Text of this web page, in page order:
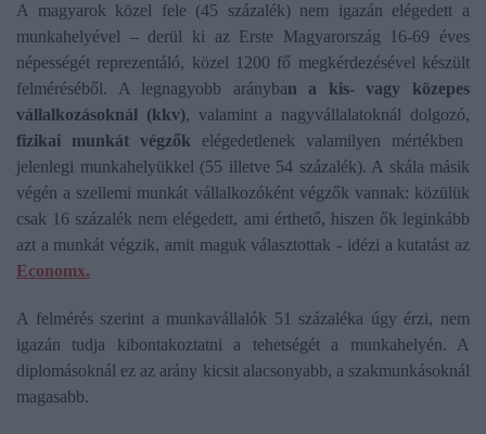
A magyarok közel fele (45 százalék) nem igazán elégedett a
munkahelyével – derül ki az Erste Magyarország 16-69 éves
népességét reprezentáló, közel 1200 fő megkérdezésével készült
felméréséből. A legnagyobb arányban a kis- vagy közepes
vállalkozásoknál (kkv), valamint a nagyvállalatoknál dolgozó,
fizikai munkát végzők elégedetlenek valamilyen mértékben
jelenlegi munkahelyükkel (55 illetve 54 százalék). A skála másik
végén a szellemi munkát vállalkozóként végzők vannak: közülük
csak 16 százalék nem elégedett, ami érthető, hiszen ők leginkább
azt a munkát végzik, amit maguk választottak - idézi a kutatást az
Economx.
A felmérés szerint a munkavállalók 51 százaléka úgy érzi, nem
igazán tudja kibontakoztatni a tehetségét a munkahelyén. A
diplomásoknál ez az arány kicsit alacsonyabb, a szakmunkásoknál
magasabb.